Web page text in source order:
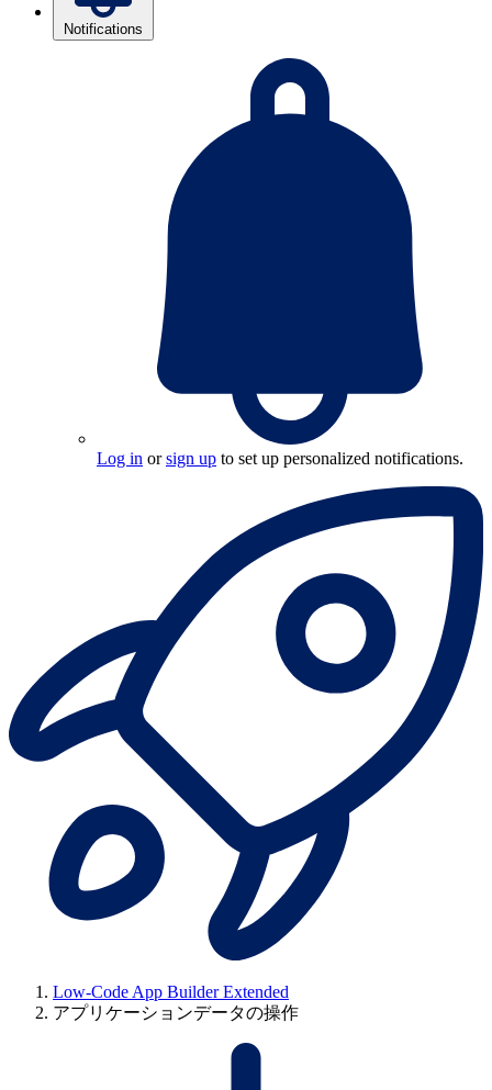
Notifications
Log in orsign up to set up personalized notifications.
Low-Code App Builder Extended
アプリケーションデータの操作